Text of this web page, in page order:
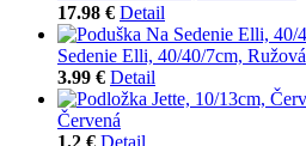
17.98 € Detail
Sedenie Elli, 40/40/7cm, Ružová
3.99 € Detail
Červená
1.2 € Detail